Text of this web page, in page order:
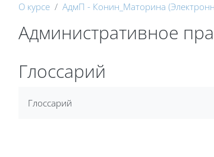
О курсе АдмП - Конин_Маторина
Административное
Блоки
Глоссарий
Глоссарий